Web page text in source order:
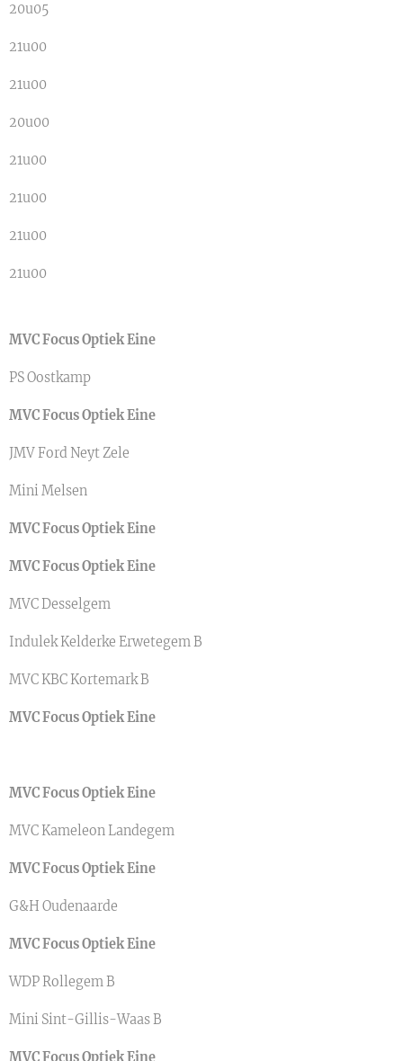
20u05
21u00
21u00
20u00
21u00
21u00
21u00
21u00
MVC Focus Optiek Eine
PS Oostkamp
MVC Focus Optiek Eine
JMV Ford Neyt Zele
Mini Melsen
MVC Focus Optiek Eine
MVC Focus Optiek Eine
MVC Desselgem
Indulek Kelderke Erwetegem B
MVC KBC Kortemark B
MVC Focus Optiek Eine
MVC Focus Optiek Eine
MVC Kameleon Landegem
MVC Focus Optiek Eine
G&H Oudenaarde
MVC Focus Optiek Eine
WDP Rollegem B
Mini Sint-Gillis-Waas B
MVC Focus Optiek Eine